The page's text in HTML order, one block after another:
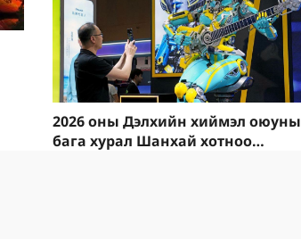
2026 оны Дэлхийн хиймэл оюуны
бага хурал Шанхай хотноо